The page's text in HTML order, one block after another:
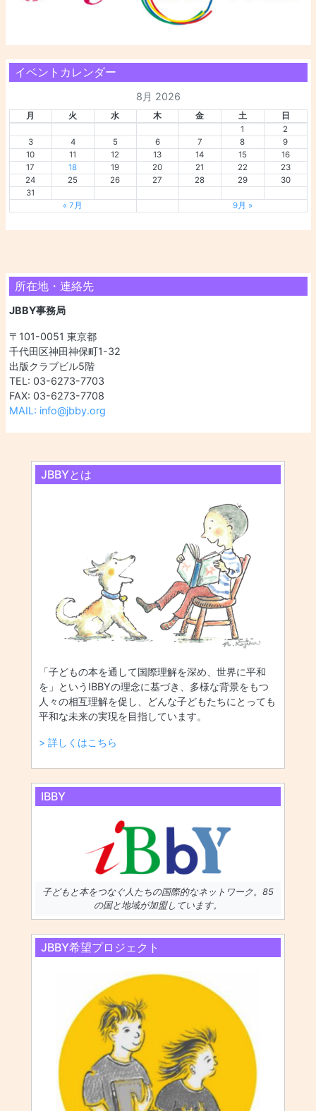
イベントカレンダー
8月 2026
月 火 水 木 金 土
日
1
2
3
4 5 6 7 8
9
10
11 12 13 14 15
16
17
18 19 20 21 22
23
24
25 26 27 28 29
30
31
« 7月
9月 »
所在地・連絡先
JBBY事務局
〒101-0051 東京都
千代田区神田神保町1-32
出版クラブビル5階
TEL: 03-6273-7703
FAX: 03-6273-7708
MAIL: info@jbby.org
JBBYとは
「子どもの本を通して国際理解を深め、世界に平和
を」というIBBYの理念に基づき、多様な背景をもつ
人々の相互理解を促し、どんな子どもたちにとっても
平和な未来の実現を目指しています。
> 詳しくはこちら
IBBY
子どもと本をつなぐ人たちの国際的なネットワーク。85
の国と地域が加盟しています。
JBBY希望プロジェクト